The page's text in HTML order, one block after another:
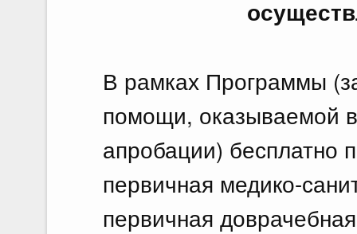
В рамках Программы
помощи, оказываемой
апробации) бесплатно
первичная медико-
первичная